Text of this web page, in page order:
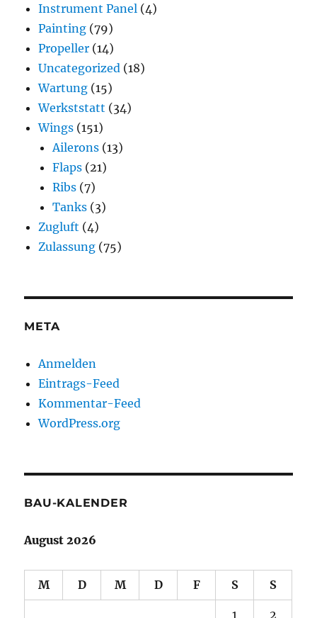
Instrument Panel (4)
Painting (79)
Propeller (14)
Uncategorized (18)
Wartung (15)
Werkststatt (34)
Wings (151)
Ailerons (13)
Flaps (21)
Ribs (7)
Tanks (3)
Zugluft (4)
Zulassung (75)
META
Anmelden
Eintrags-Feed
Kommentar-Feed
WordPress.org
BAU-KALENDER
August 2026
M D M D F S S
1 2